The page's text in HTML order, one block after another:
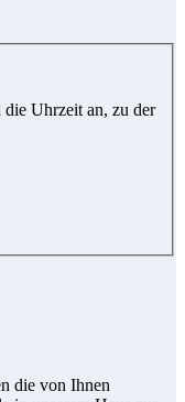
Uhrzeit an, zu der
die von Ihnen